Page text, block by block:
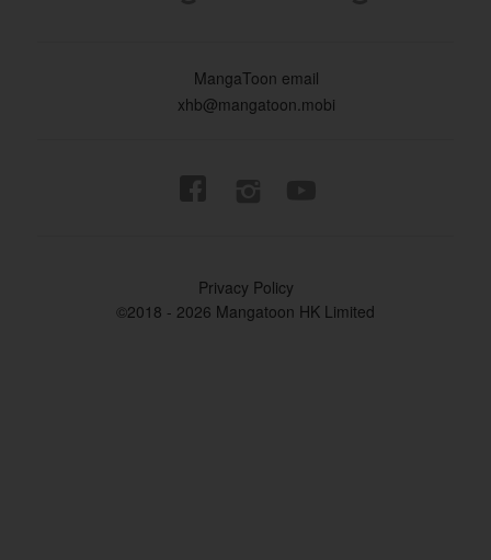
MangaToon email
xhb@mangatoon.mobi
Privacy Policy
©2018 - 2026 Mangatoon HK Limited